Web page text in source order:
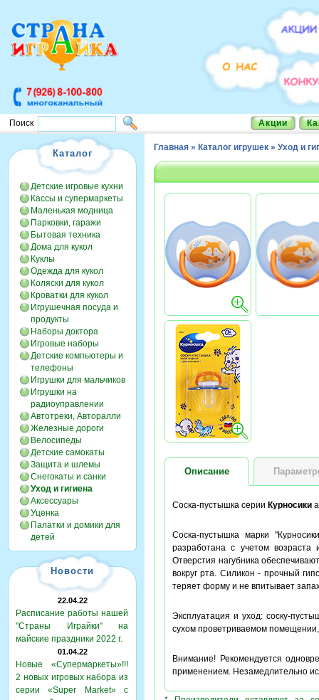
Поиск Акции
Каталог
Детские игровые кухни
Кассы и супермаркеты
Маленькая модница
Парковки, гаражи
Бытовая техника
Дома для кукол
Куклы
Одежда для кукол
Коляски для кукол
Кроватки для кукол
Игрушечная посуда и
продукты
Наборы доктора
Игровые наборы
Детские компьютеры и
телефоны
Игрушки для мальчиков
Игрушки на
радиоуправлении
Автотреки, Авторалли
Железные дороги
Велосипеды
Детские самокаты
Защита и шлемы
Снегокаты и санки
Уход и гигиена
Аксессуары
Уценка
Палатки и домики для
детей
Новости
22.04.22
Расписание работы нашей
"Страны Играйки" на
майские праздники 2022 г.
01.04.22
Новые «Супермаркеты»!!!
2 новых игровых набора из
серии «Super Market» с
Главная » Каталог игрушек » Уход и
Описание
Соска-пустышка серии Курносики
Соска-пустышка марки
разработана с учетом
Отверстия нагубника
вокруг рта. Силикон - прочный
теряет форму и не впитывает
Эксплуатация и уход: соску-
сухом проветриваемом
Внимание! Рекомендуется
применением. Незамедлительно